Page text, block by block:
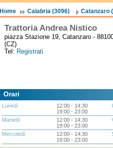
Home Calabria (3096) Catanzaro
Trattoria Andrea Nistico
piazza Stazione 19, Catanzaro -
(CZ)
Tel: Registrati
Orari
Lunedì
12:00 - 14:30
19:00 - 23:00
Martedì
12:00 - 14:30
19:00 - 23:00
Mercoledì
12:00 - 14:30
19:00 - 23:00